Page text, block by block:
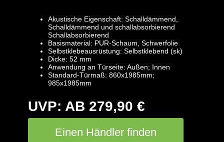
Akustische Eigenschaft: Schalldämmend,
Schalldämmend und schallabsorbierend
Schallabsorbierend
Basismaterial: PUR-Schaum, Schwerfolie
Selbstklebeausrüstung: Selbstklebend (sk)
Dicke: 52 mm
Anwendung an Türseite: Außen; Innen
Standard-Türmaß: 860x1985mm;
985x1985mm
UVP: AB 279,90 €
Einen Händler finden